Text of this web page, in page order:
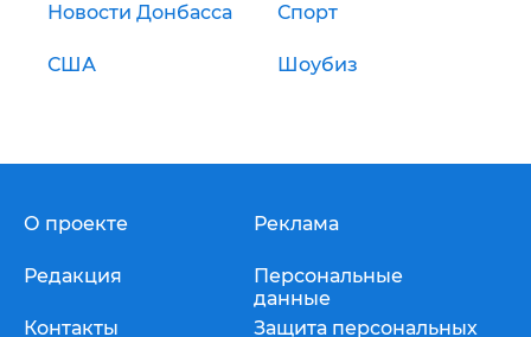
Новости Донбасса Спорт
США Шоубиз
О проекте
Редакция
Контакты
Реклама
Персональные
данные
Защита персональных